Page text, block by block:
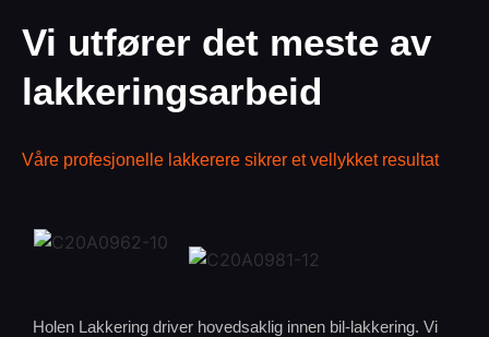
Vi utfører det meste av
lakkeringsarbeid
Våre profesjonelle lakkerere sikrer et vellykket resultat
Holen Lakkering driver hovedsaklig innen bil-lakkering. Vi